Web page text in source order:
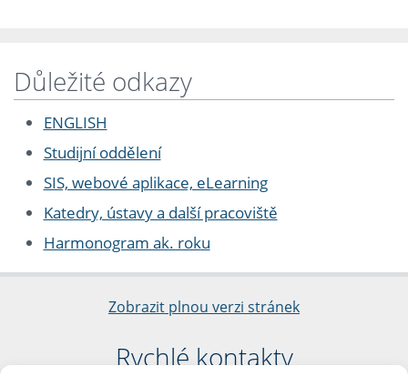
Důležité odkazy
ENGLISH
Studijní oddělení
SIS, webové aplikace, eLearning
Katedry, ústavy a další pracoviště
Harmonogram ak. roku
Zobrazit plnou verzi stránek
Rychlé kontakty